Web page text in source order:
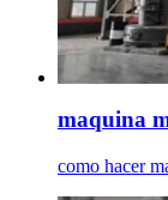
maquina
como hacer